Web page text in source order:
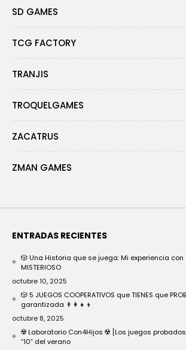
SD GAMES
TCG FACTORY
TRANJIS
TROQUELGAMES
ZACATRUS
ZMAN GAMES
ENTRADAS RECIENTES
🎲 Una Historia que se juega: Mi experiencia con 🐰
MISTERIOSO
octubre 10, 2025
🎲 5 JUEGOS COOPERATIVOS que TIENES que
garantizada 👨‍👩‍👧‍👦
octubre 8, 2025
☢️ Laboratorio Con4Hijos ☢️ [Los juegos probados
“10” del verano